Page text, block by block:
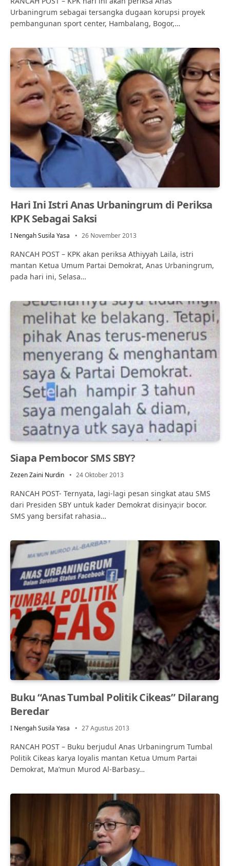
Urbaningrum sebagai tersangka dugaan korupsi proyek
pembangunan sport center, Hambalang, Bogor,…
Hari Ini Istri Anas Urbaningrum di Periksa
KPK Sebagai Saksi
I Nengah Susila Yasa 26 November 2013
RANCAH POST – KPK akan periksa Athiyyah Laila, istri
mantan Ketua Umum Partai Demokrat, Anas Urbaningrum,
pada hari ini, Selasa…
Siapa Pembocor SMS SBY?
Zezen Zaini Nurdin 24 Oktober 2013
RANCAH POST- Ternyata, lagi-lagi pesan singkat atau SMS
dari Presiden SBY untuk kader Demokrat disinya;ir bocor.
SMS yang bersifat rahasia…
Buku “Anas Tumbal Politik Cikeas” Dilarang
Beredar
I Nengah Susila Yasa 27 Agustus 2013
RANCAH POST – Buku berjudul Anas Urbaningrum Tumbal
Politik Cikeas karya loyalis mantan Ketua Umum Partai
Demokrat, Ma’mun Murod Al-Barbasy…